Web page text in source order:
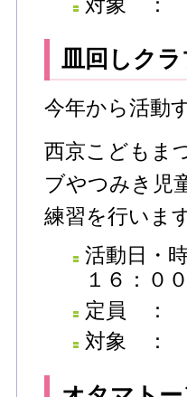
対象 ：
皿回しクラ
今年から活動
西京こどもま
ブやつみき児
練習を行いま
活動日・
１６：０
定員 ：
対象 ：